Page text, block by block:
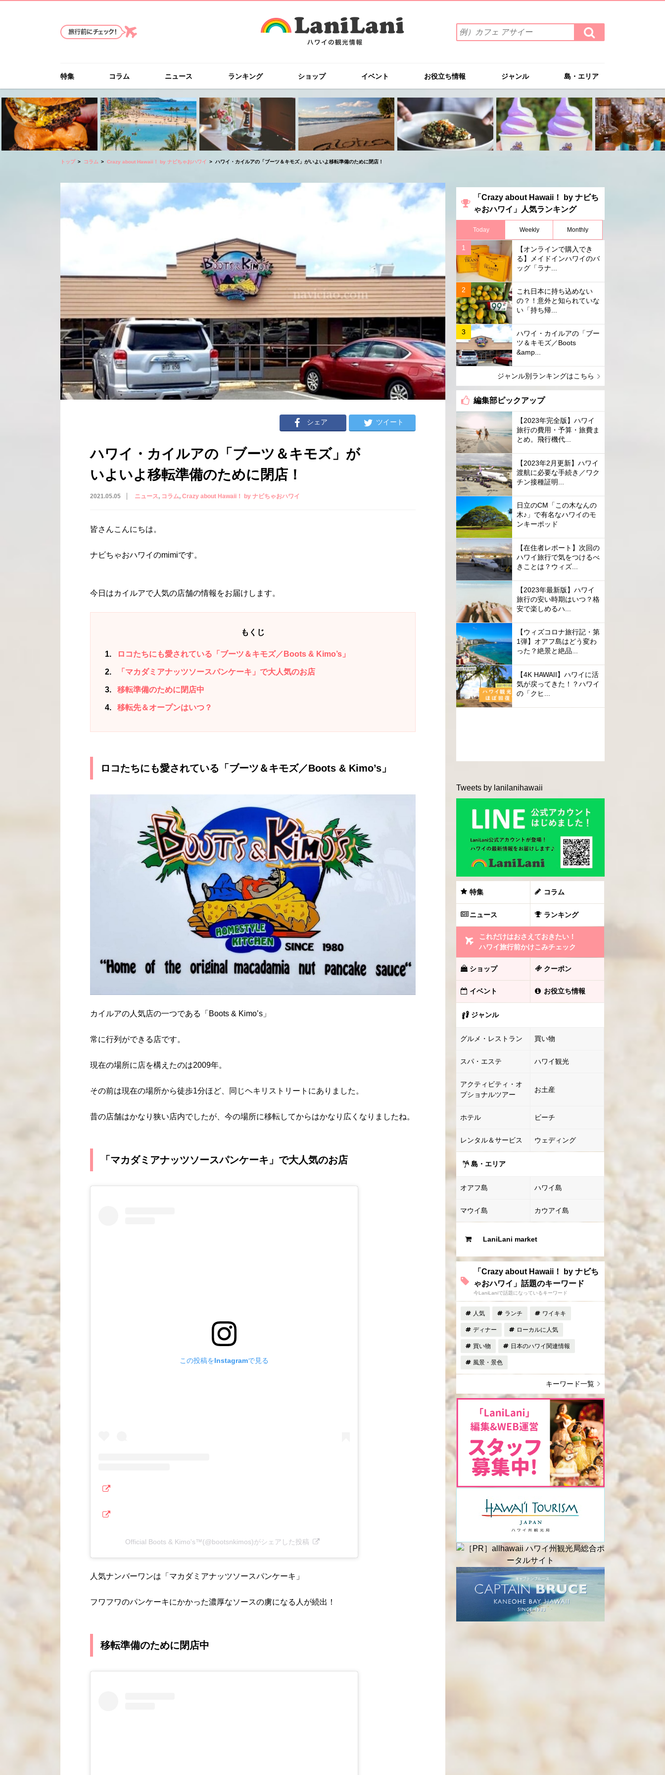
索
ワ
を
入
力
(例）
カ
フ
ェ
イ
ー
検
索
す
特集 コラム ニュース ランキング ショップ イベント お役立ち情報 ジャンル 島・エリア
トップ コラム Crazy about Hawaii！ by ナビちゃおハワイ ハワイ・カイルアの「ブーツ＆キモズ」がいよいよ移転準備のために閉店！
シェア ツイート
ハワイ・カイルアの「ブーツ＆キモズ」が
いよいよ移転準備のために閉店！
2021.05.05 ニュース コラム Crazy about Hawaii！ by ナビちゃおハワイ
皆さんこんにちは。
ナビちゃおハワイのmimiです。
今日はカイルアで人気の店舗の情報をお届けします。
もくじ
1 ロコたちにも愛されている「ブーツ＆キモズ／Boots & Kimo’s」
2 「マカダミアナッツソースパンケーキ」で大人気のお店
3 移転準備のために閉店中
4 移転先＆オープンはいつ？
ロコたちにも愛されている「ブーツ＆キモズ／Boots & Kimo’s」
カイルアの人気店の一つである「Boots & Kimo’s」
常に行列ができる店です。
現在の場所に店を構えたのは2009年。
その前は現在の場所から徒歩1分ほど、同じヘキリストリートにありました。
昔の店舗はかなり狭い店内でしたが、今の場所に移転してからはかなり広くなりましたね。
「マカダミアナッツソースパンケーキ」で大人気のお店
この投稿をInstagramで見る
Official Boots & Kimo's™(@bootsnkimos)がシェアした投稿
人気ナンバーワンは「マカダミアナッツソースパンケーキ」
フワフワのパンケーキにかかった濃厚なソースの虜になる人が続出！
移転準備のために閉店中
「Crazy about Hawaii！ by ナビち
ゃおハワイ」人気ランキング
Today Weekly Monthly
【オンラインで購入でき
る】メイドインハワイのバ
ッグ「ラナ...
これ日本に持ち込めない
の？！意外と知られていな
い「持ち帰...
ハワイ・カイルアの「ブー
ツ＆キモズ／Boots
&amp...
ジャンル別ランキングはこちら
編集部ピックアップ
【2023年完全版】ハワイ
旅行の費用・予算・旅費ま
とめ。飛行機代...
【2023年2月更新】ハワイ
渡航に必要な手続き／ワク
チン接種証明...
日立のCM「この木なんの
木♪」で有名なハワイのモ
ンキーポッド
【在住者レポート】次回の
ハワイ旅行で気をつけるべ
きことは？ウィズ...
【2023年最新版】ハワイ
旅行の安い時期はいつ？格
安で楽しめるハ...
【ウィズコロナ旅行記・第
1弾】オアフ島はどう変わ
った？絶景と絶品...
【4K HAWAII】ハワイに活
気が戻ってきた！？ハワイ
の「クヒ...
Tweets by lanilanihawaii
特集 コラム
ニュース ランキング
これだけはおさえておきたい！
ハワイ旅行前かけこみチェック
ショップ クーポン
イベント お役立ち情報
ジャンル
グルメ・レストラン 買い物
スパ・エステ ハワイ観光
アクティビティ・オ
プショナルツアー
お土産
ホテル ビーチ
レンタル＆サービス ウェディング
島・エリア
オアフ島 ハワイ島
マウイ島 カウアイ島
LaniLani market
「Crazy about Hawaii！ by ナビち
ゃおハワイ」話題のキーワード
今LaniLaniで話題になっているキーワード
人気 ランチ ワイキキ
ディナー ローカルに人気
買い物 日本のハワイ関連情報
風景・景色
キーワード一覧